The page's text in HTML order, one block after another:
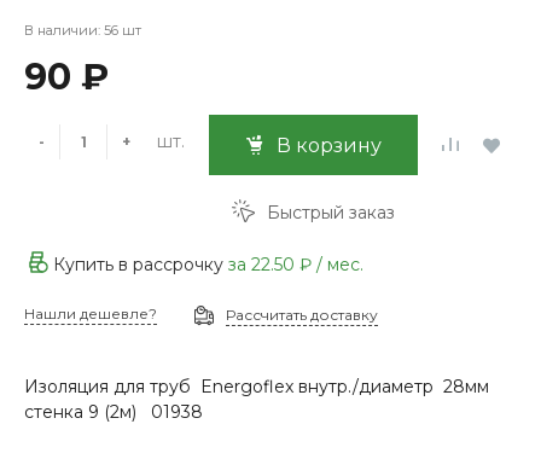
В наличии: 56 шт
90 ₽
- + шт. В корзину
Быстрый заказ
Купить в рассрочку за 22.50 ₽ / мес.
Нашли дешевле? Рассчитать доставку
Изоляция для труб Energoflex внутр./диаметр 28мм
стенка 9 (2м) 01938